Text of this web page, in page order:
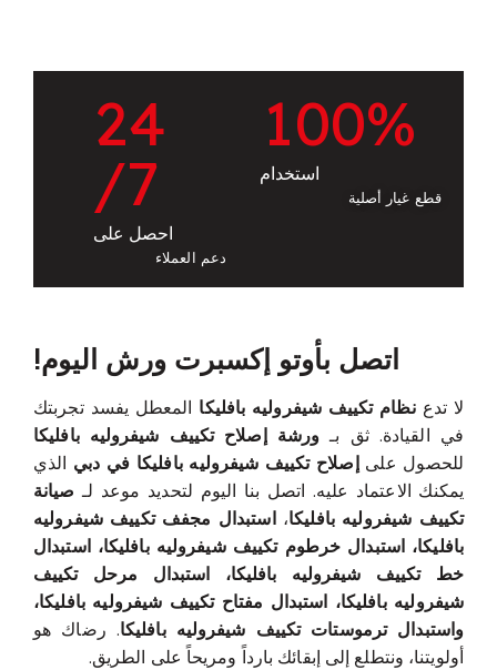
100%
استخدام
قطع غيار أصلية
24
/7
احصل على
دعم العملاء
اتصل بأوتو إكسبرت ورش اليوم!
لا تدعنظام تكييف شيفروليه بافليكا المعطل يفسد تجربتك
في القيادة. ثق بـ ورشة إصلاح تكييف شيفروليه بافليكا
للحصول علىإصلاح تكييف شيفروليه بافليكا في دبي الذي
يمكنك الاعتماد عليه. اتصل بنا اليوم لتحديد موعد لـ صيانة
تكييف شيفروليه بافليكا،استبدال مجفف تكييف شيفروليه
بافليكا، استبدال خرطوم تكييف شيفروليه بافليكا، استبدال
خط تكييف شيفروليه بافليكا، استبدال مرحل تكييف
شيفروليه بافليكا، استبدال مفتاح تكييف شيفروليه بافليكا،
واستبدال ترموستات تكييف شيفروليه بافليكا. رضاك هو
أولويتنا، ونتطلع إلى إبقائك بارداً ومريحاً على الطريق.